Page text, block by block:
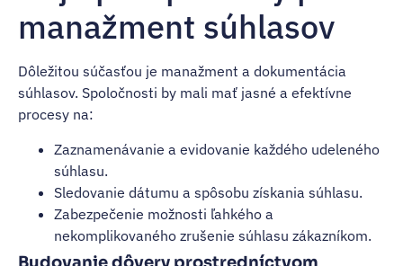
manažment súhlasov
Dôležitou súčasťou je manažment a dokumentácia
súhlasov. Spoločnosti by mali mať jasné a efektívne
procesy na:
Zaznamenávanie a evidovanie každého udeleného
súhlasu.
Sledovanie dátumu a spôsobu získania súhlasu.
Zabezpečenie možnosti ľahkého a
nekomplikovaného zrušenie súhlasu zákazníkom.
Budovanie dôvery prostredníctvom